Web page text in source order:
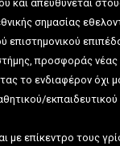
και απευθύνεται
σημασίας
επιστημονικού
προσφοράς
το ενδιαφέρον όχι
με επίκεντρο τους